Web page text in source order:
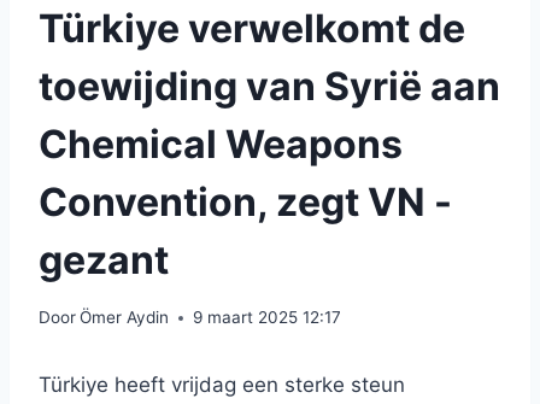
Türkiye verwelkomt de
toewijding van Syrië aan
Chemical Weapons
Convention, zegt VN -
gezant
DoorÖmer Aydin 9 maart 2025 12:17
Türkiye heeft vrijdag een sterke steun